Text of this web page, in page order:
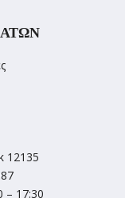
12135
– 17:30